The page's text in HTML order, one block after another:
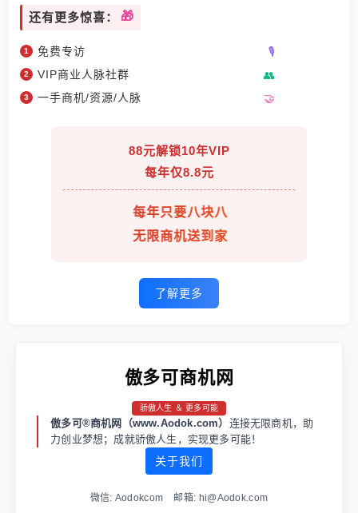
还有更多惊喜：
免费专访
VIP商业人脉社群
一手商机/资源/人脉
88元解锁10年VIP
每年仅8.8元
每年只要八块八
无限商机送到家
了解更多
傲多可商机网
骄傲人生 ＆ 更多可能
傲多可®商机网（www.Aodok.com） 连接无限商机，助
力创业梦想；成就骄傲人生，实现更多可能！
关于我们
微信: Aodokcom 邮箱: hi@Aodok.com